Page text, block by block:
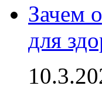
Зачем
для